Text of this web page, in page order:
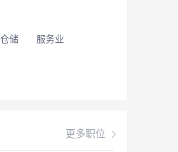
储
服务业
更多职位